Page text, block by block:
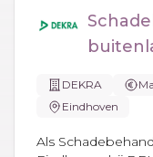
DEKRA
Eindhoven
Als